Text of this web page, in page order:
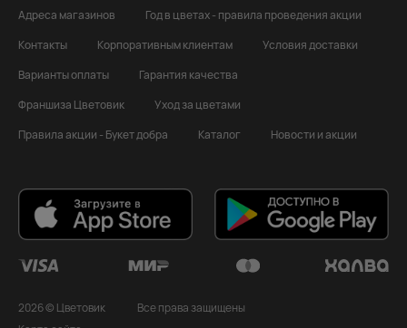
Адреса магазинов
Год в цветах - правила проведения акции
Контакты
Корпоративным клиентам
Условия доставки
Варианты оплаты
Гарантия качества
Франшиза Цветовик
Уход за цветами
Правила акции - Букет добра
Каталог Новости и акции
2026 © Цветовик
Все права защищены